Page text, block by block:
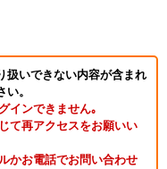
扱いできない内容が含まれ
。
インできません｡
て再アクセスをお願いい
かお電話でお問い合わせ